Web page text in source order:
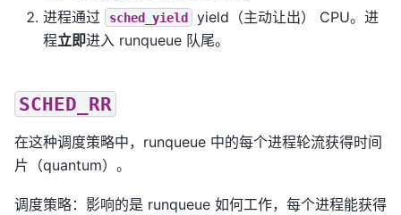
进程通过
sched_yield
yield（主动让出） CPU。进
程立即进入 runqueue 队尾。
SCHED_RR
在这种调度策略中，runqueue 中的每个进程轮流获得时间
片（quantum）。
调度策略：影响的是 runqueue 如何工作，每个进程能获得